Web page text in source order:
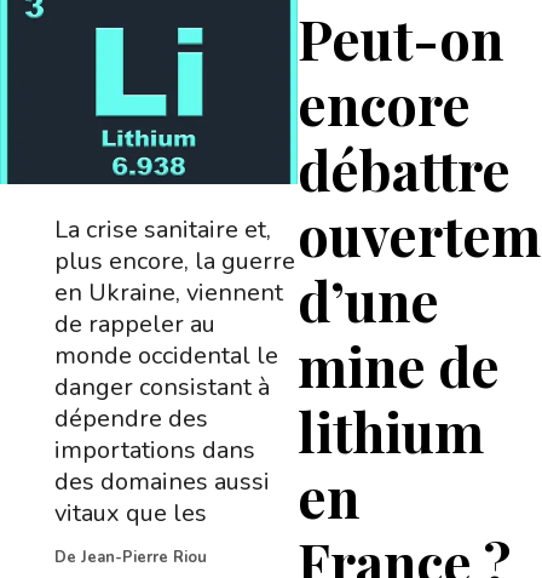
Peut-on
encore
débattre
d’une
mine de
lithium
en
France ?
La crise sanitaire et,
plus encore, la guerre
en Ukraine, viennent
de rappeler au
monde occidental le
danger consistant à
dépendre des
importations dans
des domaines aussi
vitaux que les
De Jean-Pierre Riou